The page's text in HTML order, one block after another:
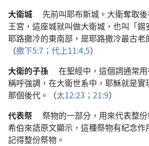
大衛城
先前叫耶布斯城 。 大衛奪取後
王宮 ， 這座城就叫做大衛城 ， 也叫 「錫
耶路撒冷的東南部 ， 是耶路撒冷最古老
（撒下5:7； 代上11:4,5）
大衛的子孫 在聖經中 ， 這個詞通常用
稱呼強調 ， 在大衛世系中 ， 耶穌就是實
那個後代 。（太12:23； 21:9）
代表祭
祭物的一部分 ， 用來代表整份
希伯來語原文顯示 ， 這種祭物有紀念作
記得整份祭物 。